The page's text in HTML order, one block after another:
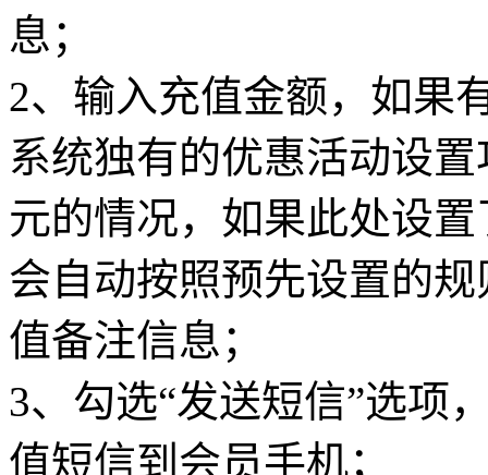
息；
2、输入充值金额，如果
系统独有的优惠活动设
元的情况，如果此处设
会自动按照预先设置的
值备注信息；
3、勾选“发送短信”选项
值短信到会员手机；